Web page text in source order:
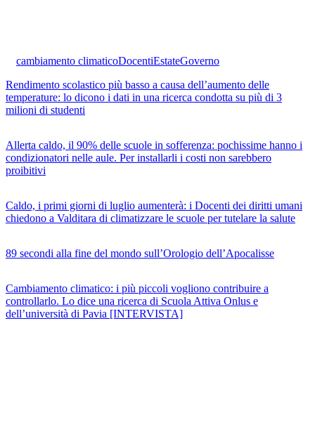
cambiamento climaticoDocentiEstateGoverno
Rendimento scolastico più basso a causa dell’aumento delle
temperature: lo dicono i dati in una ricerca condotta su più di 3
milioni di studenti
Allerta caldo, il 90% delle scuole in sofferenza: pochissime hanno i
condizionatori nelle aule. Per installarli i costi non sarebbero
proibitivi
Caldo, i primi giorni di luglio aumenterà: i Docenti dei diritti umani
chiedono a Valditara di climatizzare le scuole per tutelare la salute
89 secondi alla fine del mondo sull’Orologio dell’Apocalisse
Cambiamento climatico: i più piccoli vogliono contribuire a
controllarlo. Lo dice una ricerca di Scuola Attiva Onlus e
dell’università di Pavia [INTERVISTA]